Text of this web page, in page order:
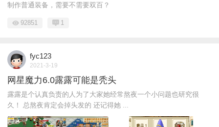
制作普通装备，需要不需要双百？
92851 1
fyc123
2021-3-19
网星魔力6.0露露可能是秃头
露露是个认真负责的人为了大家她经常熬夜一个小问题也研究很
久！ 总熬夜肯定会掉头发的 还记得她 ...